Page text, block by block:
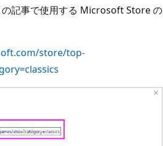
記事で使用する Microsoft Store の
store/top-